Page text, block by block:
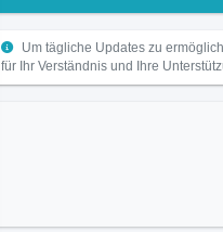
Um tägliche Updates zu
für Ihr Verständnis und Ihre